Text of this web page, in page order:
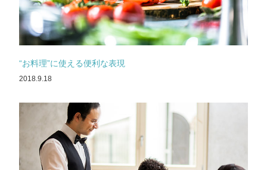
“お料理”に使える便利な表現
2018.9.18